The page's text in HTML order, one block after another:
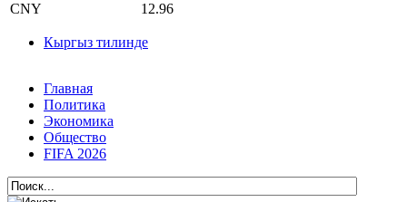
CNY
12.96
Кыргыз тилинде
Главная
Политика
Экономика
Общество
FIFA 2026